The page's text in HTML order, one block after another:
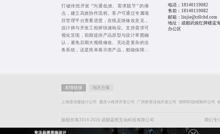
打破传统开发 “沟通低效、需求脱节” 的痛
点，建立高效协作流程。客户可通过专属项
目管理平台查看进度，在线反馈修改意见，
设计师与开发工程师快速响应。支持需求可
视化呈现，前期提供产品原型与设计草图确
认，避免后期大规模修改。无论是复杂的业
务系统，还是简单展示类产品，都能保障沟
电话： 18140119082
售前： 18140119082
邮箱：liujie@cdlchd.com
地址：成都武侯红牌楼蓝
办公区
友情链接 地区合集
上海宣传册设计公司 重庆小程序开发公司 广州留资活动开发公司 深圳H5游戏制作公司
版权所有2014-2026 成都蓝橙互动科技有限公司 我们专